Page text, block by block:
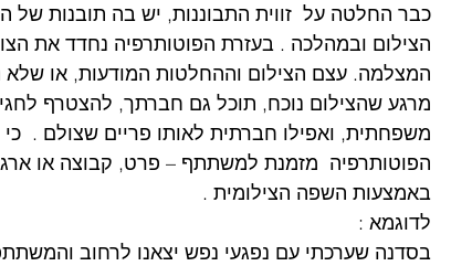
כבר החלטה על  זווית התבוננות, יש בה תובנות של
הצילום ובמהלכה . בעזרת הפוטותרפיה נחדד את
המצלמה. עצם הצילום וההחלטות המודעות, או שלא
מרגע שהצילום נוכח, תוכל גם חברתך, להצטרף
משפחתית, ואפילו חברתית לאותו פריים שצולם .
הפוטותרפיה  מזמנת למשתתף – פרט, קבוצה או
באמצעות השפה הצילומית .
לדוגמא :
בסדנה שערכתי עם נפגעי נפש יצאנו לרחוב